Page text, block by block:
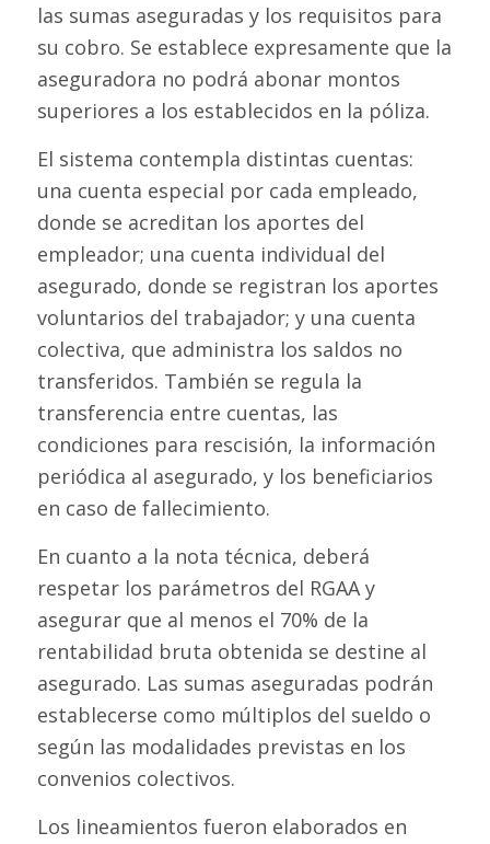
las sumas aseguradas y los requisitos para
su cobro. Se establece expresamente que la
aseguradora no podrá abonar montos
superiores a los establecidos en la póliza.
El sistema contempla distintas cuentas:
una cuenta especial por cada empleado,
donde se acreditan los aportes del
empleador; una cuenta individual del
asegurado, donde se registran los aportes
voluntarios del trabajador; y una cuenta
colectiva, que administra los saldos no
transferidos. También se regula la
transferencia entre cuentas, las
condiciones para rescisión, la información
periódica al asegurado, y los beneficiarios
en caso de fallecimiento.
En cuanto a la nota técnica, deberá
respetar los parámetros del RGAA y
asegurar que al menos el 70% de la
rentabilidad bruta obtenida se destine al
asegurado. Las sumas aseguradas podrán
establecerse como múltiplos del sueldo o
según las modalidades previstas en los
convenios colectivos.
Los lineamientos fueron elaborados en